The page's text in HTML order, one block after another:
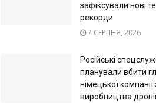
зафіксували нові
рекорди
7 СЕРПНЯ, 2026
Російські
планували вбити
німецької компанії
виробництва